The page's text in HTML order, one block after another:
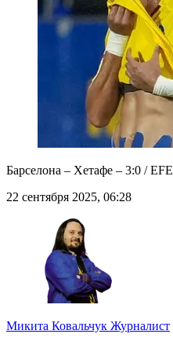
Барселона – Хетафе – 3:0 / EFE
22 сентября 2025, 06:28
Микита Ковальчук Журналист